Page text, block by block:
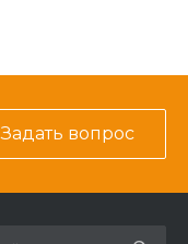
Задать вопрос